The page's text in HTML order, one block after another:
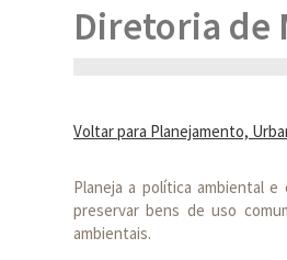
Diretoria de
Voltar para Planejamento,
Planeja a política ambiental
preservar bens de uso
ambientais.